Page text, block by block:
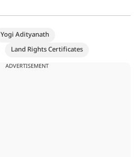
Yogi Adityanath
Land Rights Certificates
ADVERTISEMENT